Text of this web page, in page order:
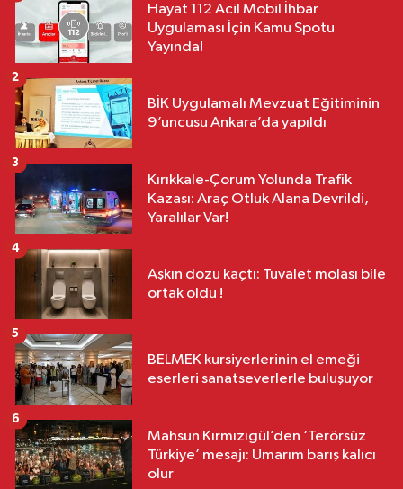
Hayat 112 Acil Mobil İhbar
Uygulaması İçin Kamu Spotu
Yayında!
BİK Uygulamalı Mevzuat Eğitiminin
9’uncusu Ankara’da yapıldı
2
Kırıkkale-Çorum Yolunda Trafik
Kazası: Araç Otluk Alana Devrildi,
Yaralılar Var!
3
Aşkın dozu kaçtı: Tuvalet molası bile
ortak oldu !
4
BELMEK kursiyerlerinin el emeği
eserleri sanatseverlerle buluşuyor
5
Mahsun Kırmızıgül’den ‘Terörsüz
Türkiye’ mesajı: Umarım barış kalıcı
olur
6